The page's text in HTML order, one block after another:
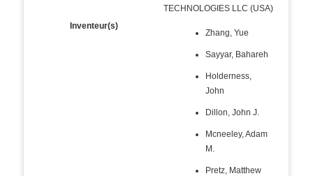
TECHNOLOGIES LLC (USA)
Inventeur(s)
Zhang, Yue
Sayyar, Bahareh
Holderness,
John
Dillon, John J.
Mcneeley, Adam
M.
Pretz, Matthew